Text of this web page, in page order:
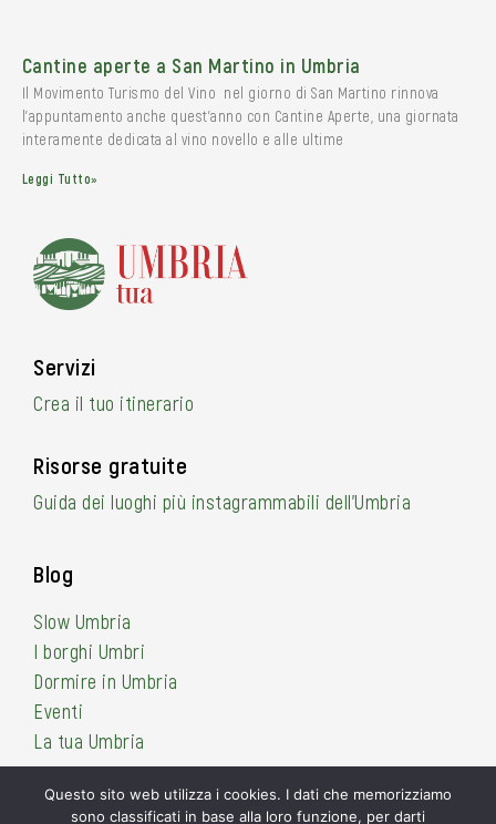
Cantine aperte a San Martino in Umbria
Il Movimento Turismo del Vino nel giorno di San Martino rinnova
l’appuntamento anche quest’anno con Cantine Aperte, una giornata
interamente dedicata al vino novello e alle ultime
Leggi Tutto»
Servizi
Crea il tuo itinerario
Risorse gratuite
Guida dei luoghi più instagrammabili dell’Umbria
Blog
Slow Umbria
I borghi Umbri
Dormire in Umbria
Eventi
La tua Umbria
Questo sito web utilizza i cookies. I dati che memorizziamo
sono classificati in base alla loro funzione, per darti